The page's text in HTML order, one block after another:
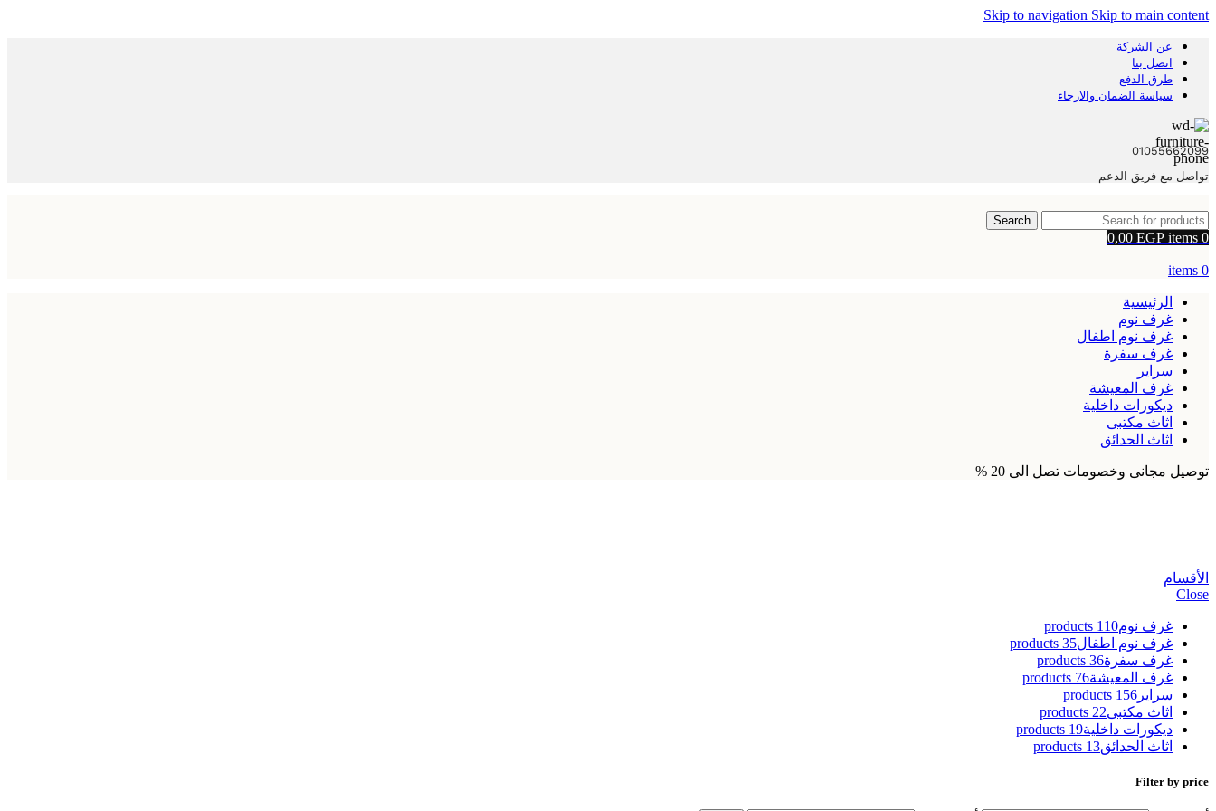
Skip to navigation Skip to main content
عن الشركة
اتصل بنا
طرق الدفع
سياسة الضمان والارجاء
01055662099
تواصل مع فريق الدعم
Search
0
items
0,00 EGP
0
items
الرئيسية
غرف نوم
غرف نوم اطفال
غرف سفرة
سراير
غرف المعيشة
ديكورات داخلية
اثاث مكتبى
اثاث الحدائق
توصيل مجانى وخصومات تصل الى 20 %
الأقسام
Close
غرف نوم110 products
غرف نوم اطفال35 products
غرف سفرة36 products
غرف المعيشة76 products
سراير 156 products
اثاث مكتبى22 products
ديكورات داخلية19 products
اثاث الحدائق13 products
Filter by price